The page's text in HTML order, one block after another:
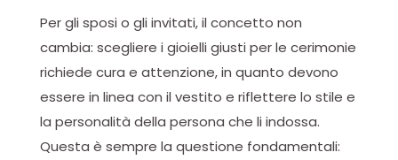
Per gli sposi o gli invitati, il concetto non
cambia: scegliere i gioielli giusti per le cerimonie
richiede cura e attenzione, in quanto devono
essere in linea con il vestito e riflettere lo stile e
la personalità della persona che li indossa.
Questa è sempre la questione fondamentali: